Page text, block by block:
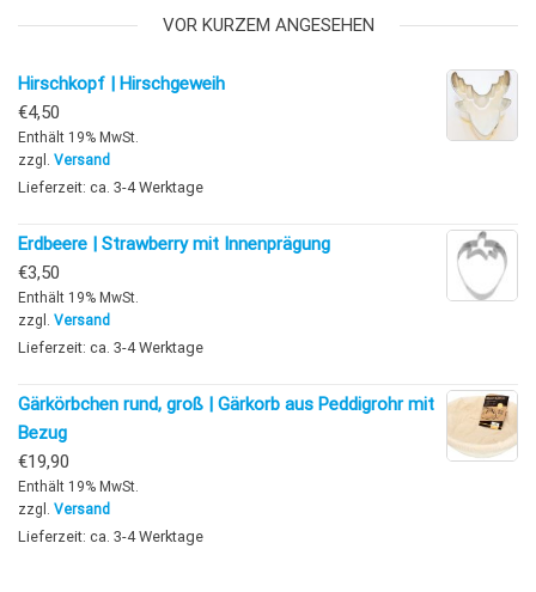
VOR KURZEM ANGESEHEN
Hirschkopf | Hirschgeweih
€4,50
Enthält 19% MwSt.
zzgl. Versand
Lieferzeit: ca. 3-4 Werktage
Erdbeere | Strawberry mit Innenprägung
€3,50
Enthält 19% MwSt.
zzgl. Versand
Lieferzeit: ca. 3-4 Werktage
Gärkörbchen rund, groß | Gärkorb aus Peddigrohr mit
Bezug
€19,90
Enthält 19% MwSt.
zzgl. Versand
Lieferzeit: ca. 3-4 Werktage